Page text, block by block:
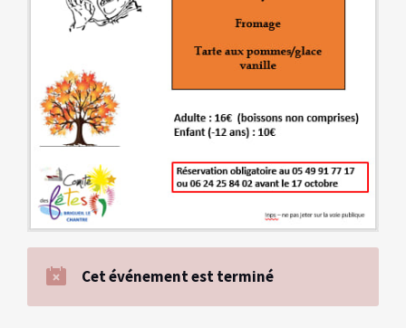
Cet événement est terminé